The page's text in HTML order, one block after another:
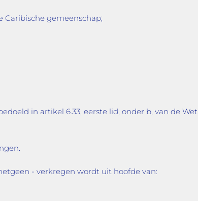
gemeenschap;
in artikel 6.33, eerste lid, onder b, van de Wet
- verkregen wordt uit hoofde van: